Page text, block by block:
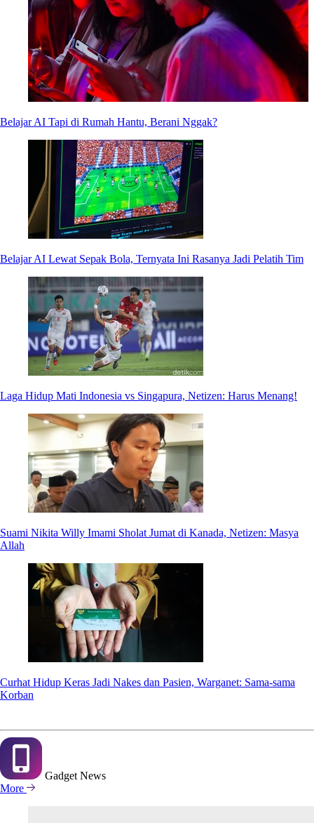
Belajar AI Tapi di Rumah Hantu, Berani Nggak?
Belajar AI Lewat Sepak Bola, Ternyata Ini Rasanya Jadi Pelatih Tim
Laga Hidup Mati Indonesia vs Singapura, Netizen: Harus Menang!
Suami Nikita Willy Imami Sholat Jumat di Kanada, Netizen: Masya
Allah
Curhat Hidup Keras Jadi Nakes dan Pasien, Warganet: Sama-sama
Korban
Gadget News
More